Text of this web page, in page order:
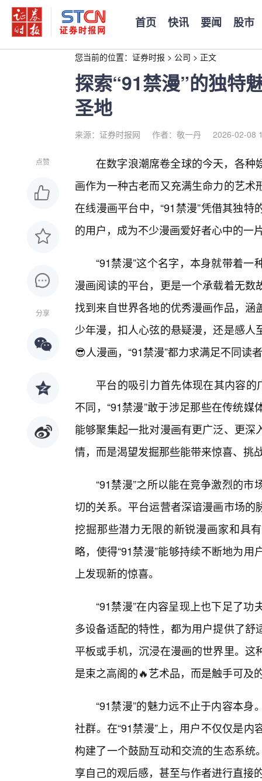
首页 快讯 要闻 股市
您当前的位置： 证券时报 > 公司 > 正文
探索“91禁漫”的独特
圣地
来源：证券时报网 作者：敬一丹 2026-02-08
点赞
分享
在数字浪潮席卷全球的今天，各种
画作为一种古老而又充满生命力的艺
在线漫画平台中，“91禁漫”凭借其独
的用户，成为不少漫画爱好者心中的一
“91禁漫”这个名字，本身就带着
漫画阅读的平台，更是一个承载着无
找到来自世界各地的优秀漫画作品，
少年漫，扣人心弦的悬疑漫，还是感
😎人漫画，“91禁漫”都力求满足不同读
平台的吸引力首先体现在其内容
不同，“91禁漫”敢于涉足那些在传统
能够聚集起一批对漫画有更广泛、更
情，而是渴望发掘那些能带来惊喜、挑
“91禁漫”之所以能在竞争激烈的
切的关系。平台运营者深谙漫画市场
挖掘那些潜力无限的新锐漫画家和具
略，使得“91禁漫”能够持续不断地为
上发现新的惊喜。
“91禁漫”在内容呈现上也下足了
多设备适配的特性，都为用户提供了
平板或手机，沉浸在漫画的世界里。
是束之高阁的🔥艺术品，而是触手可及
“91禁漫”的魅力远不止于内容本
社群。在“91禁漫”上，用户不仅仅是
构建了一个鼓励互动和交流的生态系
享自己的观后感，甚至与作者进行直接